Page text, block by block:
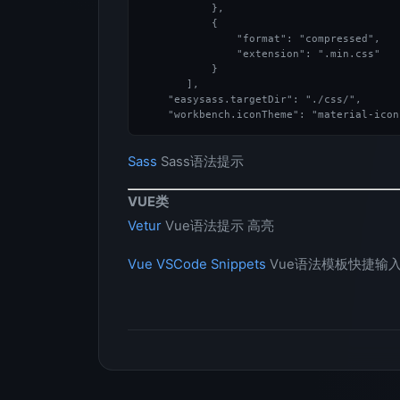
           },
           {
               "format": "compressed",
               "extension": ".min.css"
           }
       ],
    "easysass.targetDir": "./css/",
Sass Sass语法提示
VUE类
Vetur Vue语法提示 高亮
Vue VSCode Snippets Vue语法模板快捷输